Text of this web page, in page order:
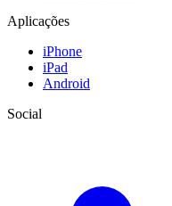
Aplicações
iPhone
iPad
Android
Social